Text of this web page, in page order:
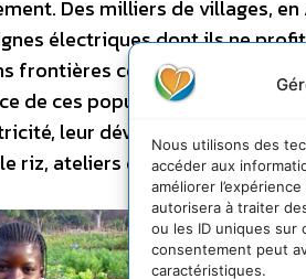
Nous utilisons des
accéder aux
améliorer
autorisera à traiter
ou les ID uniques sur
consentement peut
caractéristiques.
Des milliers de villages,
électriques dont ils ne
frontières compte à son actif,
de ces populations oubliées. Il
leur développement
riz, ateliers de menuiserie,